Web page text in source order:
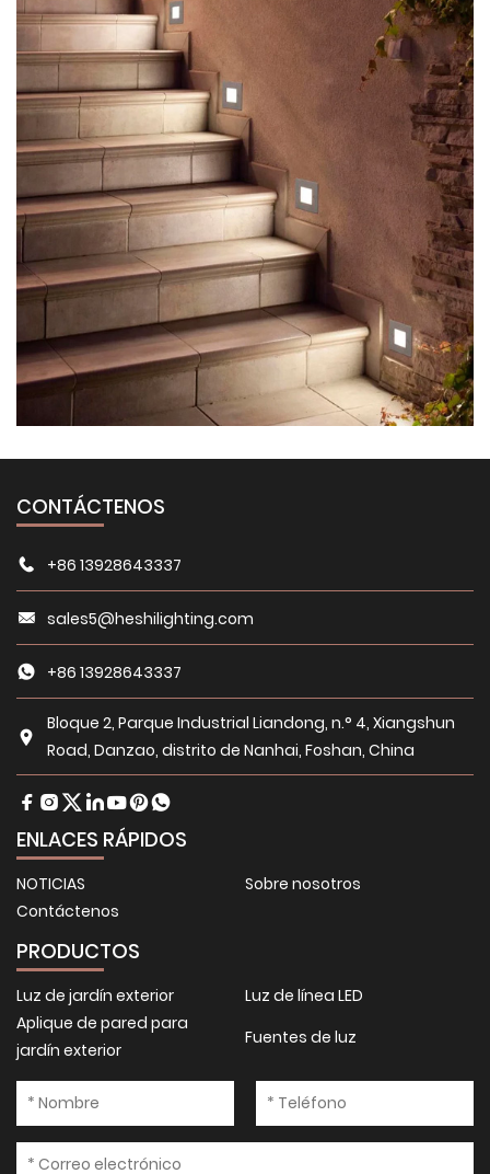
CONTÁCTENOS
+86 13928643337
sales5@heshilighting.com
+86 13928643337
Bloque 2, Parque Industrial Liandong, n.° 4, Xiangshun
Road, Danzao, distrito de Nanhai, Foshan, China
ENLACES RÁPIDOS
NOTICIAS
Sobre nosotros
Contáctenos
PRODUCTOS
Luz de jardín exterior
Luz de línea LED
Aplique de pared para
jardín exterior
Fuentes de luz